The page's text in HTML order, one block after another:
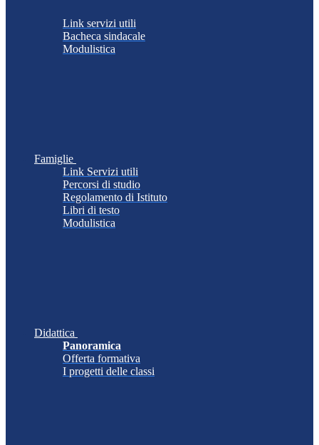
Link servizi utili
Bacheca sindacale
Modulistica
Famiglie
Link Servizi utili
Percorsi di studio
Regolamento di Istituto
Libri di testo
Modulistica
Didattica
Panoramica
Offerta formativa
I progetti delle classi